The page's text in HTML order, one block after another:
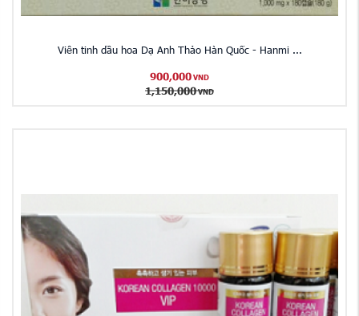
Viên tinh dầu hoa Dạ Anh Thảo Hàn Quốc - Hanmi ...
900,000 VND
1,150,000 VND